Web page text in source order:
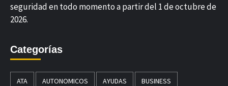
seguridad en todo momento a partir del 1 de octubre de
2026.
Categorías
ATA AUTONOMICOS AYUDAS BUSINESS